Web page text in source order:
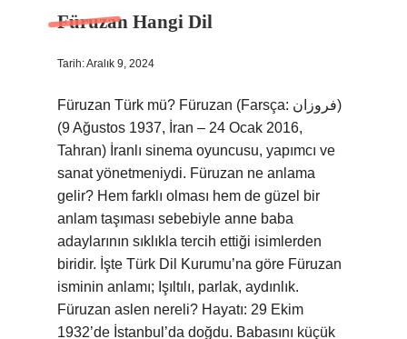
Füruzan Hangi Dil
Tarih: Aralık 9, 2024
Füruzan Türk mü? Füruzan (Farsça: فروزان)
(9 Ağustos 1937, İran – 24 Ocak 2016,
Tahran) İranlı sinema oyuncusu, yapımcı ve
sanat yönetmeniydi. Füruzan ne anlama
gelir? Hem farklı olması hem de güzel bir
anlam taşıması sebebiyle anne baba
adaylarının sıklıkla tercih ettiği isimlerden
biridir. İşte Türk Dil Kurumu’na göre Füruzan
isminin anlamı; Işıltılı, parlak, aydınlık.
Füruzan aslen nereli? Hayatı: 29 Ekim
1932’de İstanbul’da doğdu. Babasını küçük